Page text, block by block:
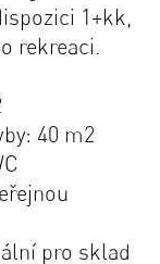
1+kk,
rekreaci.
40 m2
pro sklad